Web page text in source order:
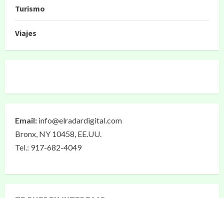
Turismo
Viajes
Email: info@elradardigital.com
Bronx, NY 10458, EE.UU.
Tel.: 917-682-4049